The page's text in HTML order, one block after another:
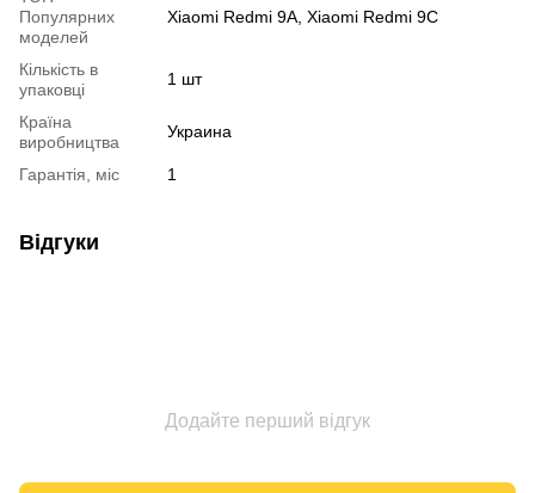
Популярних
моделей
Xiaomi Redmi 9A, Xiaomi Redmi 9C
Кількість в
упаковці
1 шт
Країна
виробництва
Украина
Гарантія, міс 1
Відгуки
Додайте перший відгук